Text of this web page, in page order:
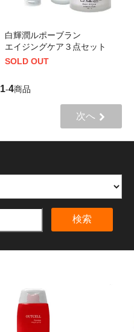
白輝潤ルポーブラン
エイジングケア３点セット
SOLD OUT
1-4商品
次へ
検索